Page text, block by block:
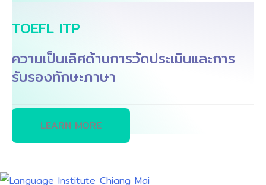
TOEFL ITP
ความเป็นเลิศด้านการวัดประเมินและการ
รับรองทักษะภาษา
LEARN MORE